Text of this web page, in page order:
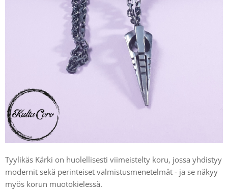
Tyylikäs Kärki on huolellisesti viimeistelty koru, jossa yhdistyy
modernit sekä perinteiset valmistusmenetelmät - ja se näkyy
myös korun muotokielessä.